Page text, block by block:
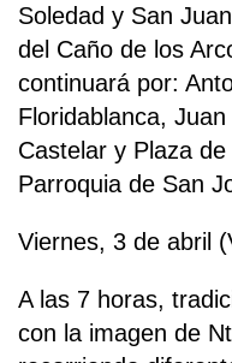
Soledad y San
del Caño de los
continuará por:
Floridablanca,
Castelar y Plaza
Parroquia de San
Viernes, 3 de abril
A las 7 horas,
con la imagen de